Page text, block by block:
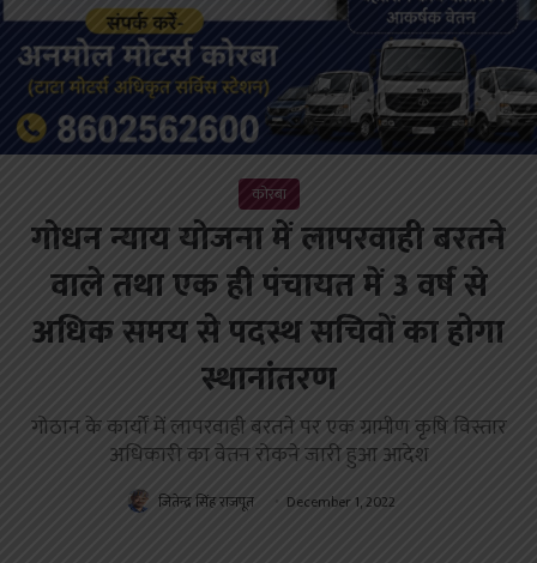
कोरबा
गोधन न्याय योजना में लापरवाही बरतने
वाले तथा एक ही पंचायत में 3 वर्ष से
अधिक समय से पदस्थ सचिवों का होगा
स्थानांतरण
गोठान के कार्यों में लापरवाही बरतने पर एक ग्रामीण कृषि विस्तार
अधिकारी का वेतन रोकने जारी हुआ आदेश
जितेन्द्र सिंह राजपूत December 1, 2022